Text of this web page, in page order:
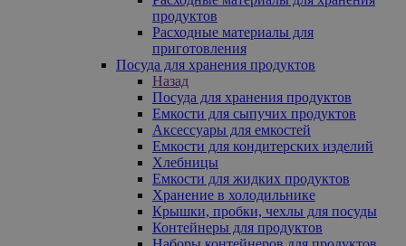
продуктов
Расходные материалы для
приготовления
Посуда для хранения продуктов
Назад
Посуда для хранения продуктов
Емкости для сыпучих продуктов
Аксессуары для емкостей
Емкости для кондитерских изделий
Хлебницы
Емкости для жидких продуктов
Хранение в холодильнике
Крышки, пробки, чехлы для посуды
Контейнеры для продуктов